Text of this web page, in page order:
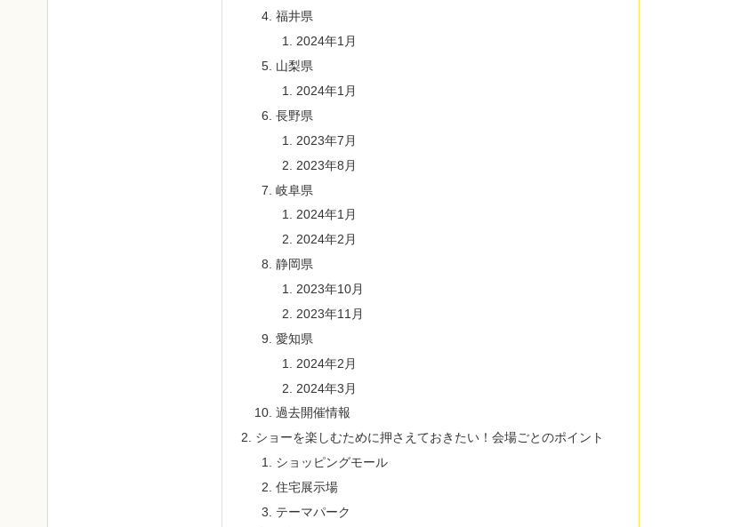
福井県
2024年1月
山梨県
2024年1月
長野県
2023年7月
2023年8月
岐阜県
2024年1月
2024年2月
静岡県
2023年10月
2023年11月
愛知県
2024年2月
2024年3月
過去開催情報
ショーを楽しむために押さえておきたい！会場ごとのポイント
ショッピングモール
住宅展示場
テーマパーク